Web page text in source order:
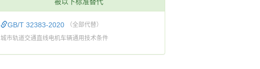
GB/T 32383-2020 （全部代替）
城市轨道交通直线电机车辆通用技术条件